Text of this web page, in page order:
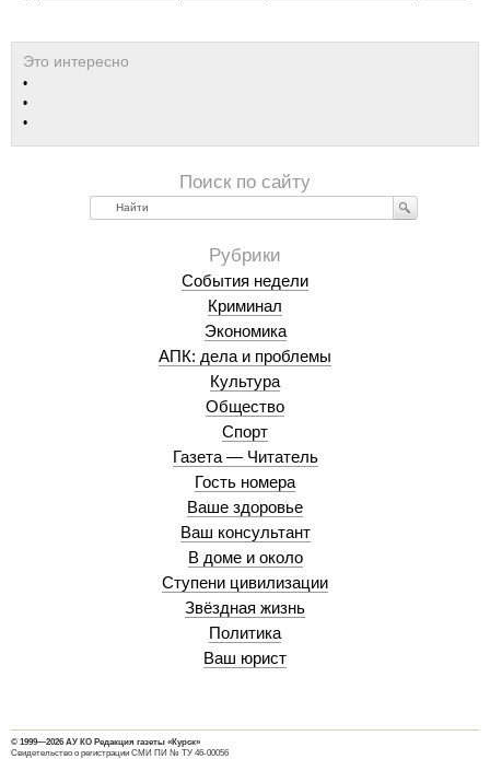
Найти
События недели
Криминал
Экономика
АПК: дела и проблемы
Культура
Общество
Спорт
Газета — Читатель
Гость номера
Ваше здоровье
Ваш консультант
В доме и около
Ступени цивилизации
Звёздная жизнь
Политика
Ваш юрист
© 1999—2026 АУ КО Редакция газеты «Курск»
Свидетельство о регистрации СМИ ПИ № ТУ 46-00056